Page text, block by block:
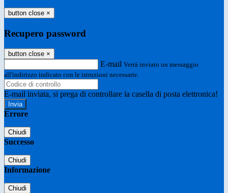
button close ×
Recupero password
button close ×
E-mail Verrà inviato un messaggio
all'indirizzo indicato con le istruzioni necessarie.
E-mail inviata, si prega di controllare la casella di posta elettronica!
Errore
Chiudi
Successo
Chiudi
Informazione
Chiudi